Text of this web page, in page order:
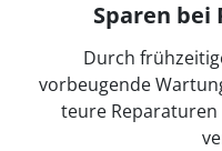
Sparen bei
Durch
vorbeugende
teure